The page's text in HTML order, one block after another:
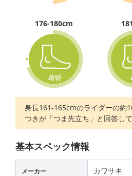
176-180cm
身長161-165cmのライダーの約
つきが「つま先立ち」と回答して
基本スペック情報
メーカー カワサキ